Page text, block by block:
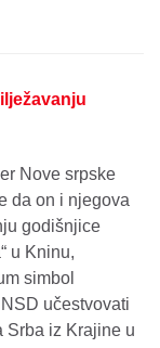
Nove srpske
da on i njegova
godišnjice
u Kninu,
simbol
učestvovati
Srba iz Krajine u